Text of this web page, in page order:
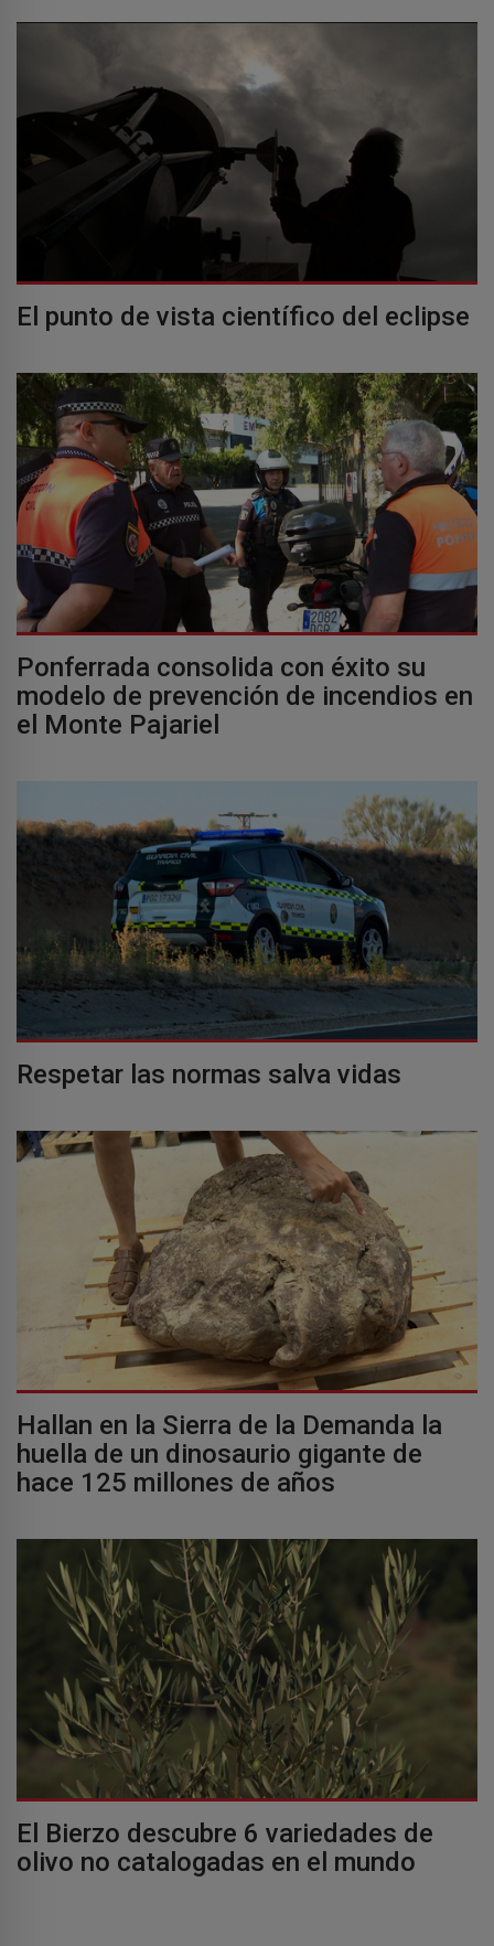
El punto de vista científico del eclipse
Ponferrada consolida con éxito su
modelo de prevención de incendios en
el Monte Pajariel
Respetar las normas salva vidas
Hallan en la Sierra de la Demanda la
huella de un dinosaurio gigante de
hace 125 millones de años
El Bierzo descubre 6 variedades de
olivo no catalogadas en el mundo